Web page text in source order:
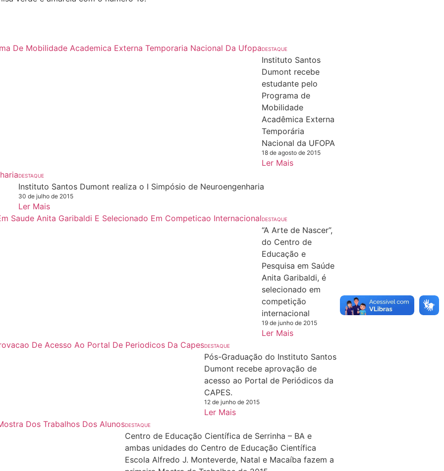
DESTAQUE
Instituto Santos
Dumont recebe
estudante pelo
Programa de
Mobilidade
Acadêmica Externa
Temporária
Nacional da UFOPA
18 de agosto de 2015
Ler Mais
DESTAQUE
Instituto Santos Dumont realiza o I Simpósio de Neuroengenharia
30 de julho de 2015
Ler Mais
DESTAQUE
“A Arte de Nascer”,
do Centro de
Educação e
Pesquisa em Saúde
Anita Garibaldi, é
selecionado em
competição
internacional
19 de junho de 2015
Ler Mais
DESTAQUE
Pós-Graduação do Instituto Santos
Dumont recebe aprovação de
acesso ao Portal de Periódicos da
CAPES.
12 de junho de 2015
Ler Mais
DESTAQUE
Centro de Educação Científica de Serrinha – BA e
ambas unidades do Centro de Educação Científica
Escola Alfredo J. Monteverde, Natal e Macaíba fazem a